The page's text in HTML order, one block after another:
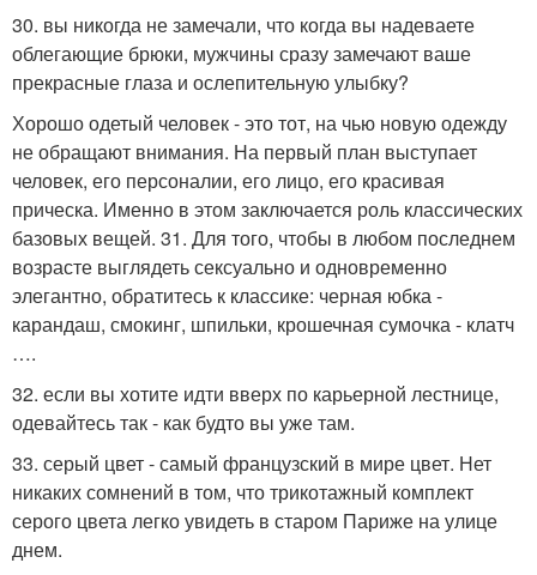
30. вы никогда не замечали, что когда вы надеваете
облегающие брюки, мужчины сразу замечают ваше
прекрасные глаза и ослепительную улыбку?
Хорошо одетый человек - это тот, на чью новую одежду
не обращают внимания. На первый план выступает
человек, его персоналии, его лицо, его красивая
прическа. Именно в этом заключается роль классических
базовых вещей. 31. Для того, чтобы в любом последнем
возрасте выглядеть сексуально и одновременно
элегантно, обратитесь к классике: черная юбка -
карандаш, смокинг, шпильки, крошечная сумочка - клатч
….
32. если вы хотите идти вверх по карьерной лестнице,
одевайтесь так - как будто вы уже там.
33. серый цвет - самый французский в мире цвет. Нет
никаких сомнений в том, что трикотажный комплект
серого цвета легко увидеть в старом Париже на улице
днем.